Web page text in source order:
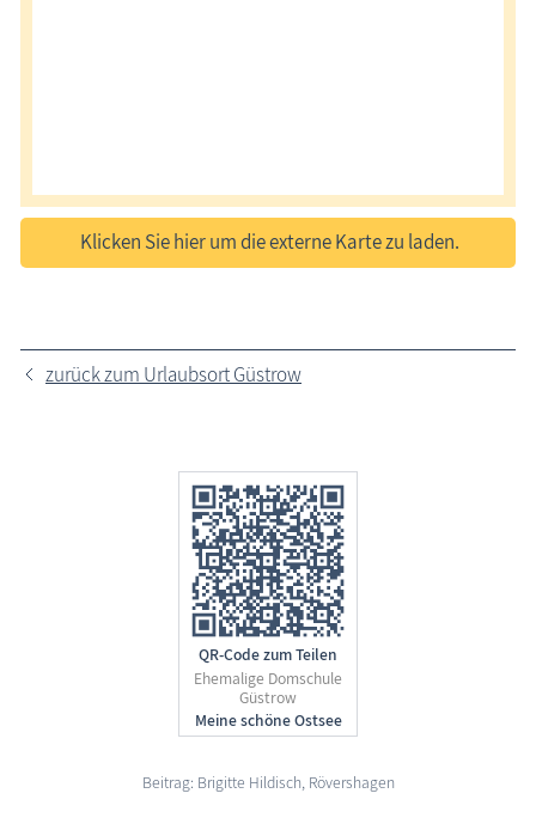
Klicken Sie hier um die externe Karte zu laden.
zurück zum Urlaubsort Güstrow
QR-Code zum Teilen
Ehemalige Domschule
Güstrow
Beitrag: Brigitte Hildisch, Rövershagen